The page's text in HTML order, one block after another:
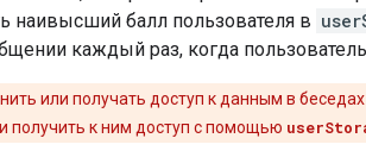
наивысший балл пользователя в
каждый раз, когда
или получать доступ к данным в
получить к ним доступ с помощью